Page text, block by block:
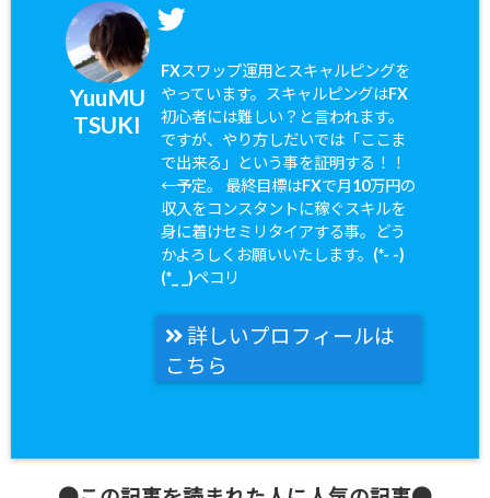
YuuMU
TSUKI
FXスワップ運用とスキャルピングを
やっています。スキャルピングはFX
初心者には難しい？と言われます。
ですが、やり方しだいでは「ここま
で出来る」という事を証明する！！
←予定。 最終目標はFXで月10万円の
収入をコンスタントに稼ぐスキルを
身に着けセミリタイアする事。どう
かよろしくお願いいたします。(*- -)
(*_ _)ペコリ
詳しいプロフィールは
こちら